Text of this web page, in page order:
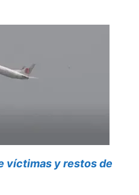
víctimas y restos de